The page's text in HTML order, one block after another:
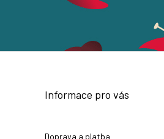
Informace pro vás
Doprava a platba